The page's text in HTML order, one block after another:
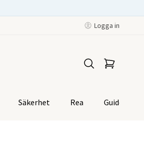
Logga in
Säkerhet Rea Guider